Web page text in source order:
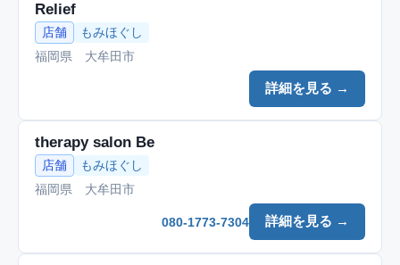
Relief
店舗
もみほぐし
福岡県 大牟田市
詳細を見る →
therapy salon Be
店舗
もみほぐし
福岡県 大牟田市
詳細を見る →
080-1773-7304